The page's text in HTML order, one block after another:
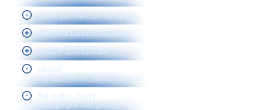
síťové vypínače, prehy, izostaty
sluchátka blutooh,sluchátka
Display- zobrazovače.
náhrad
díly-.spotřebiče.,hadice,topná těl.
Sat moduly,čtečky
karet,programátory,karty